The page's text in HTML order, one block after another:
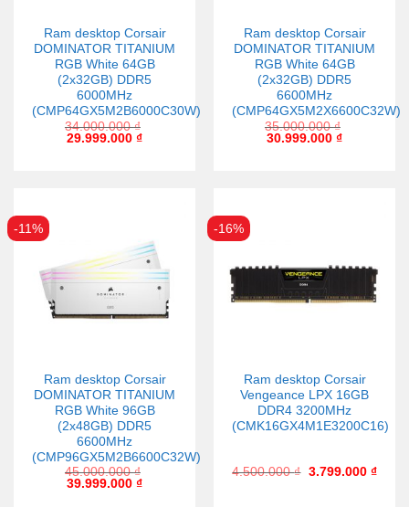
Ram desktop Corsair
DOMINATOR TITANIUM
RGB White 64GB
(2x32GB) DDR5
6000MHz
(CMP64GX5M2B6000C30W)
34.000.000₫
29.999.000 ₫
Ram desktop Corsair
DOMINATOR TITANIUM
RGB White 64GB
(2x32GB) DDR5
6600MHz
(CMP64GX5M2X6600C32W)
35.000.000₫
30.999.000 ₫
-11%
Ram desktop Corsair
DOMINATOR TITANIUM
RGB White 96GB
(2x48GB) DDR5
6600MHz
(CMP96GX5M2B6600C32W)
45.000.000₫
39.999.000 ₫
-16%
Ram desktop Corsair
Vengeance LPX 16GB
DDR4 3200MHz
(CMK16GX4M1E3200C16)
4.500.000₫ 3.799.000 ₫